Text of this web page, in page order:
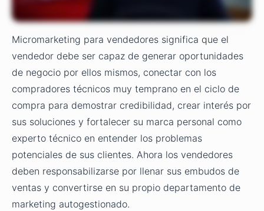
Micromarketing para vendedores significa que el
vendedor debe ser capaz de generar oportunidades
de negocio por ellos mismos, conectar con los
compradores técnicos muy temprano en el ciclo de
compra para demostrar credibilidad, crear interés por
sus soluciones y fortalecer su marca personal como
experto técnico en entender los problemas
potenciales de sus clientes. Ahora los vendedores
deben responsabilizarse por llenar sus embudos de
ventas y convertirse en su propio departamento de
marketing autogestionado.